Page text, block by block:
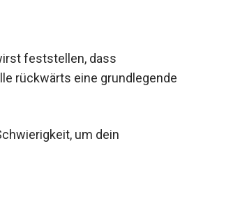
feststellen, dass
rückwärts eine grundlegende
um dein